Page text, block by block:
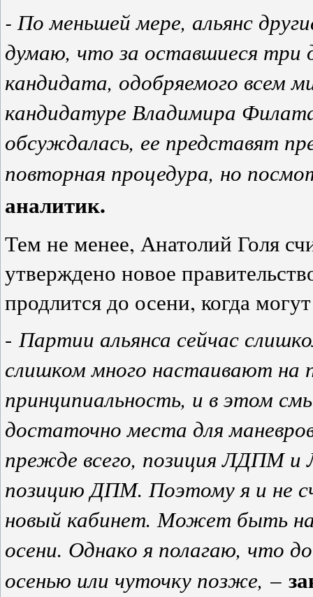
- По меньшей мере, альянс
думаю, что за оставшиеся
кандидата, одобряемого
кандидатуре Владимира
обсуждалась, ее представят
повторная процедура, но
аналитик.
Тем не менее, Анатолий Голя
утверждено новое
продлится до осени, когда
-Партии альянса сейчас
слишком много настаивают на
принципиальность, и в этом
достаточно места для
прежде всего, позиция ЛДПМ
позицию ДПМ. Поэтому я и не
новый кабинет. Может быть
осени. Однако я полагаю, что
осенью или чуточку позже, –